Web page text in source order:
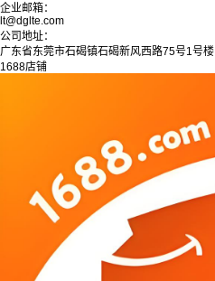
企业邮箱：
lt@dglte.com
公司地址：
广东省东莞市石碣镇石碣新风西路75号1号楼
1688店铺